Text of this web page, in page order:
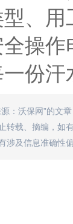
、
操
份
：沃保网”的文
转载、摘编，如
涉及信息准确性